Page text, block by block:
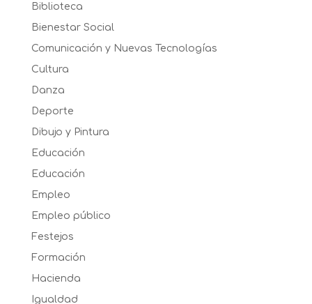
Biblioteca
Bienestar Social
Comunicación y Nuevas Tecnologías
Cultura
Danza
Deporte
Dibujo y Pintura
Educación
Educación
Empleo
Empleo público
Festejos
Formación
Hacienda
Igualdad